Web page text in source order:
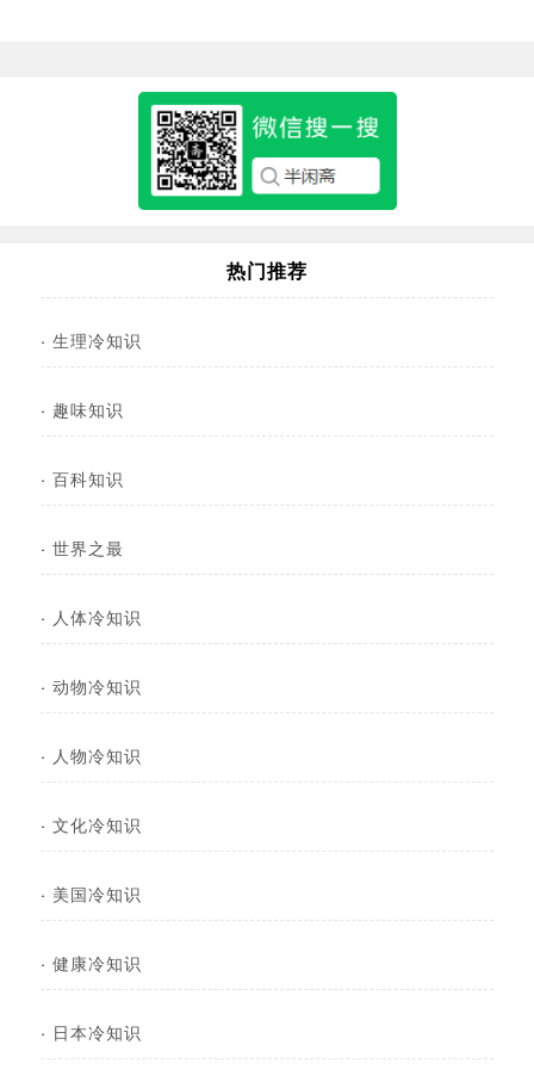
热门推荐
· 生理冷知识
· 趣味知识
· 百科知识
· 世界之最
· 人体冷知识
· 动物冷知识
· 人物冷知识
· 文化冷知识
· 美国冷知识
· 健康冷知识
· 日本冷知识